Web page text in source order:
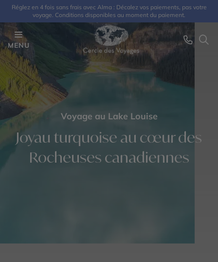
Réglez en 4 fois sans frais avec Alma : Décalez vos paiements, pas votre
voyage. Conditions disponibles au moment du paiement.
MENU
Voyage au Lake Louise
Joyau turquoise au cœur des
Rocheuses canadiennes